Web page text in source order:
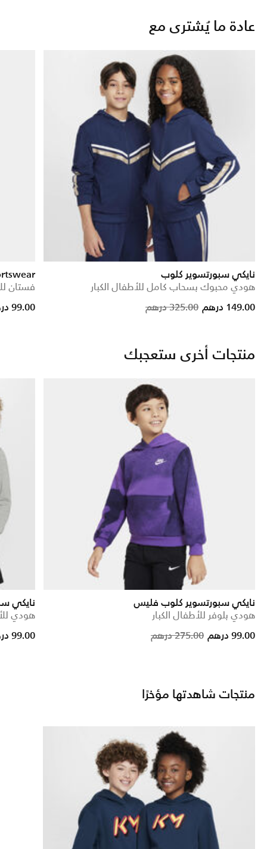
عادة ما يُشترى مع
نايكي سبورتسوير كلوب
هودي محبوك بسحاب كامل للأطفال الكبار
Price reduced from
325.00 درهم
to 149.00 درهم
فستان
reduced from
to
99.00 درهم
منتجات أخرى ستعجبك
نايكي سبورتسوير كلوب فليس
هودي بلوفر للأطفال الكبار
Price 275.00 درهم to99.00 درهم
نايكي
هودي
reduced from
to99.00 درهم
منتجات شاهدتها مؤخرًا